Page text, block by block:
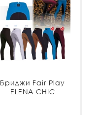
Бриджи Fair Play
ELENA CHIC